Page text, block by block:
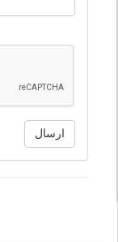
ارسال